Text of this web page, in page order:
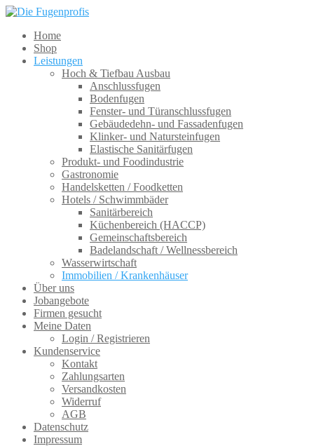
Home
Shop
Leistungen
Hoch & Tiefbau Ausbau
Anschlussfugen
Bodenfugen
Fenster- und Türanschlussfugen
Gebäudedehn- und Fassadenfugen
Klinker- und Natursteinfugen
Elastische Sanitärfugen
Produkt- und Foodindustrie
Gastronomie
Handelsketten / Foodketten
Hotels / Schwimmbäder
Sanitärbereich
Küchenbereich (HACCP)
Gemeinschaftsbereich
Badelandschaft / Wellnessbereich
Wasserwirtschaft
Immobilien / Krankenhäuser
Über uns
Jobangebote
Firmen gesucht
Meine Daten
Login / Registrieren
Kundenservice
Kontakt
Zahlungsarten
Versandkosten
Widerruf
AGB
Datenschutz
Impressum